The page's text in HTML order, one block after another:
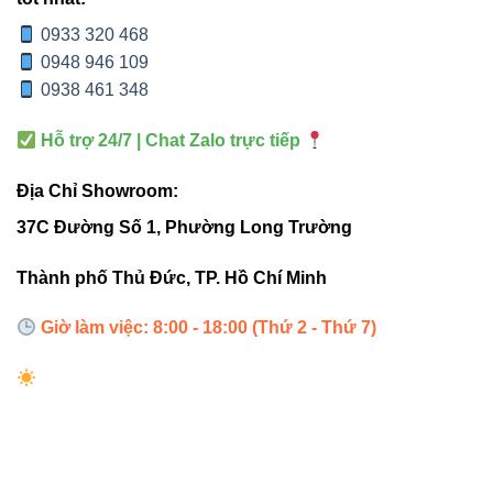
Bảo
hành
4. Ứng dụng thực tế
Văn phòng, showroom:
Chiếu sáng điểm, nhấn
mạnh sản phẩm trưng bày
điểm tạo điểm nhấn
0933 320 468
0948 946 109
0938 461 348
Hỗ trợ 24/7 | Chat Zalo trực tiếp
Địa Chỉ Showroom:
37C Đường Số 1, Phường Long Trường
Thành phố Thủ Đức, TP. Hồ Chí Minh
Giờ làm việc: 8:00 - 18:00 (Thứ 2 - Thứ 7)